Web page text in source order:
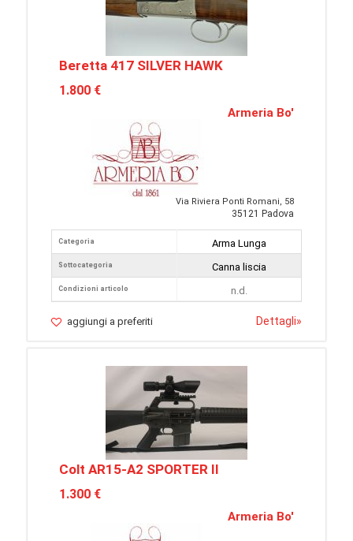
Beretta 417 SILVER HAWK
1.800 €
Armeria Bo'
Via Riviera Ponti Romani, 58
35121 Padova
Categoria
Sottocategoria
Condizioni articolo
Arma Lunga
Canna liscia
n.d.
aggiungi a preferiti Dettagli»
Colt AR15-A2 SPORTER II
1.300 €
Armeria Bo'